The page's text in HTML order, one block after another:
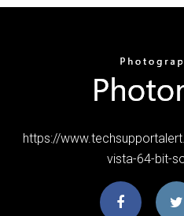
https://
vista-64-bit-